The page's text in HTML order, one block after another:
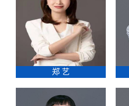
郑 艺